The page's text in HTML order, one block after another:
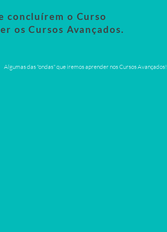
concluírem o Curso
os Cursos Avançados.
Algumas das "ondas" que iremos aprender nos Cursos Avançados!